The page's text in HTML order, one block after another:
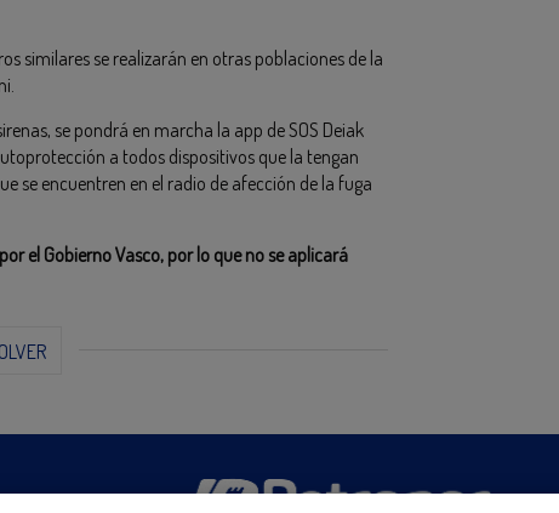
similares se realizarán en otras poblaciones de la
se pondrá en marcha la app de SOS Deiak
a todos dispositivos que la tengan
se encuentren en el radio de afección de la fuga
el Gobierno Vasco, por lo que no se aplicará